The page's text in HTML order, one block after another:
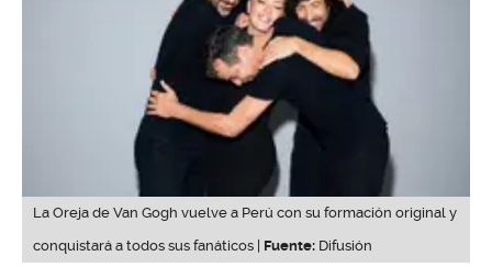
La Oreja de Van Gogh vuelve a Perú con su formación original y
conquistará a todos sus fanáticos | Fuente: Difusión